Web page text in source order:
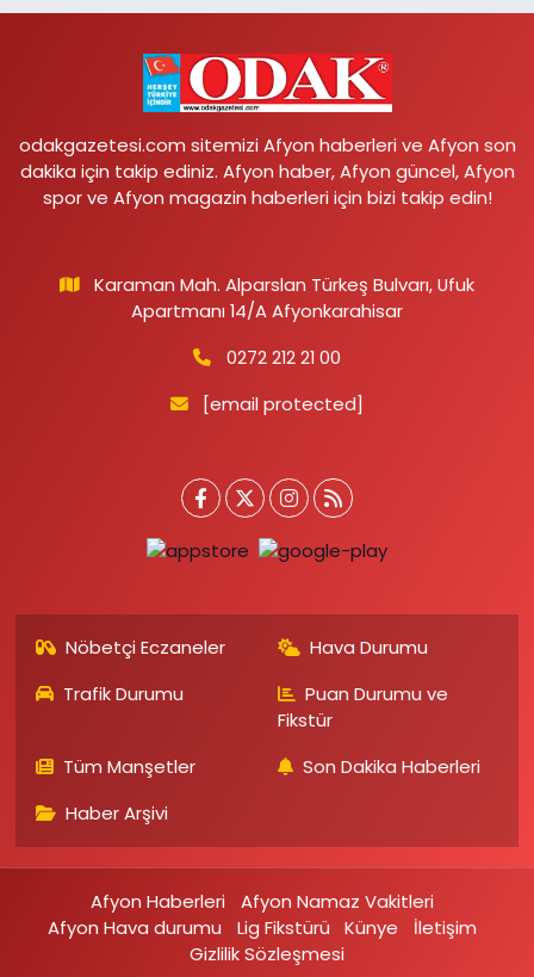
odakgazetesi.com sitemizi Afyon haberleri ve Afyon son
dakika için takip ediniz. Afyon haber, Afyon güncel, Afyon
spor ve Afyon magazin haberleri için bizi takip edin!
Karaman Mah. Alparslan Türkeş Bulvarı, Ufuk
Apartmanı 14/A Afyonkarahisar
0272 212 21 00
[email protected]
Nöbetçi Eczaneler
Hava Durumu
Trafik Durumu
Puan Durumu ve
Fikstür
Tüm Manşetler
Son Dakika Haberleri
Haber Arşivi
Afyon Haberleri
Afyon Namaz Vakitleri
Afyon Hava durumu
Lig Fikstürü Künye
İletişim
Gizlilik Sözleşmesi